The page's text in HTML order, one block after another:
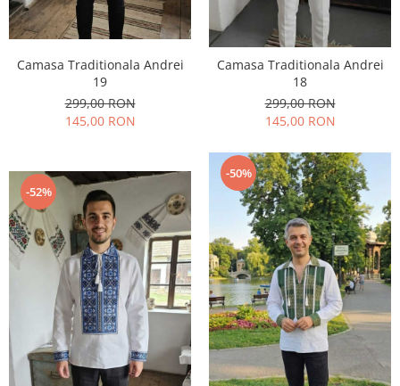
Camasa Traditionala Andrei
19
299,00 RON
145,00 RON
Camasa Traditionala Andrei
18
299,00 RON
145,00 RON
-52%
-50%